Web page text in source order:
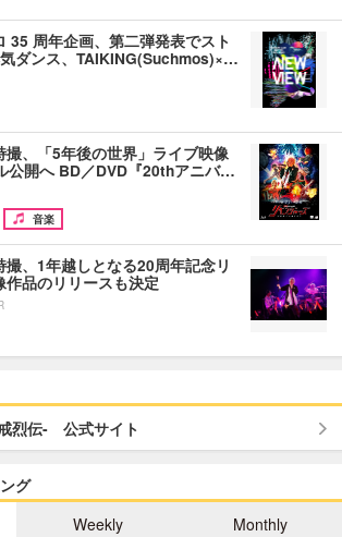
35 周年企画、第二弾発表でスト
ダンス、TAIKING(Suchmos)×…
撮、「5年後の世界」ライブ映像
公開へ BD／DVD『20thアニバ…
音楽
、1年越しとなる20周年記念リ
品のリリースも決定
烈伝- 公式サイト
グ
Weekly Monthly